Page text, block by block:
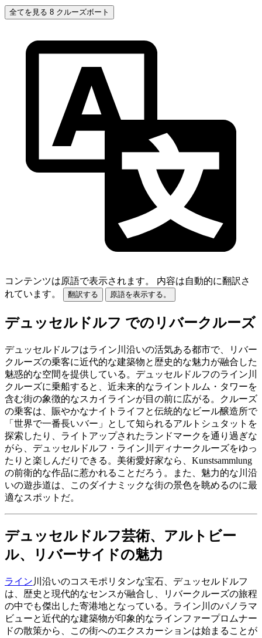
全てを見る 8 クルーズボート
コンテンツは原語で表示されます。
内容は自動的に翻訳さ
れています。
翻訳する 原語を表示する。
デュッセルドルフ でのリバークルーズ
デュッセルドルフはライン川沿いの活気ある都市で、リバー
クルーズの乗客に近代的な建築物と歴史的な魅力が融合した
魅惑的な空間を提供している。デュッセルドルフのライン川
クルーズに乗船すると、近未来的なライントルム・タワーを
含む街の象徴的なスカイラインが目の前に広がる。クルーズ
の乗客は、賑やかなナイトライフと伝統的なビール醸造所で
「世界で一番長いバー」として知られるアルトシュタットを
探索したり、ライトアップされたランドマークを通り過ぎな
がら、デュッセルドルフ・ライン川ディナークルーズをゆっ
たりと楽しんだりできる。美術愛好家なら、Kunstsammlung
の前衛的な作品に惹かれることだろう。また、魅力的な川沿
いの遊歩道は、このダイナミックな街の景色を眺めるのに最
適なスポットだ。
デュッセルドルフ芸術、アルトビー
ル、リバーサイドの魅力
ライン 川沿いのコスモポリタンな宝石、デュッセルドルフ
は、歴史と現代的なセンスが融合し、リバークルーズの旅程
の中でも傑出した寄港地となっている。ライン川のパノラマ
ビューと近代的な建築物が印象的なラインファープロムナー
ドの散策から、この街へのエクスカーションは始まることが